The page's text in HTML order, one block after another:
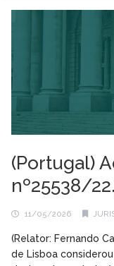
(Portugal)
nº25538/
11/05/2026
(Relator: Fernando
de Lisboa